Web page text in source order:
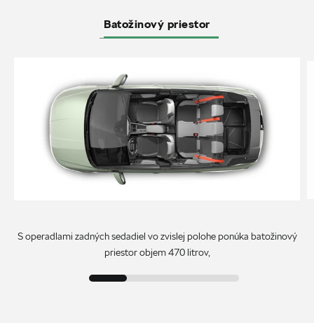
Batožinový priestor
S operadlami zadných sedadiel vo zvislej polohe ponúka batožinový
priestor objem 470 litrov,